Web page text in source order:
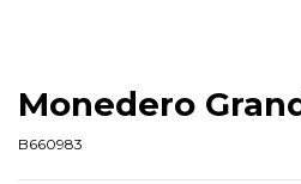
Monedero
B660983